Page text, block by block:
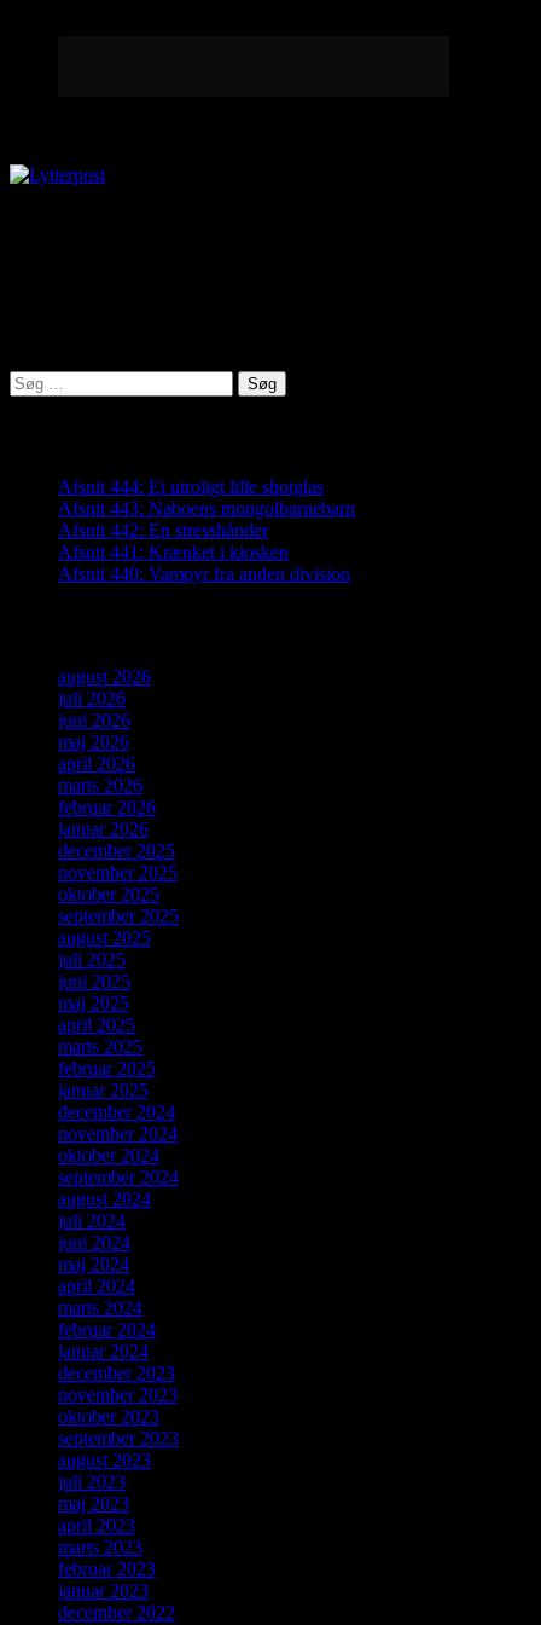
Søg
efter:
Afsnit 444: Et utroligt lille shotglas
Afsnit 443: Naboens mongolbarnebarn
Afsnit 442: En stresshånder
Afsnit 441: Krænket i kiosken
Afsnit 440: Vampyr fra anden division
august 2026
juli 2026
juni 2026
maj 2026
april 2026
marts 2026
februar 2026
januar 2026
december 2025
november 2025
oktober 2025
september 2025
august 2025
juli 2025
juni 2025
maj 2025
april 2025
marts 2025
februar 2025
januar 2025
december 2024
november 2024
oktober 2024
september 2024
august 2024
juli 2024
juni 2024
maj 2024
april 2024
marts 2024
februar 2024
januar 2024
december 2023
november 2023
oktober 2023
september 2023
august 2023
juli 2023
maj 2023
april 2023
marts 2023
februar 2023
januar 2023
december 2022